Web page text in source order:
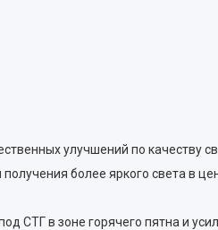
улучшений по качеству
более яркого света в
СТГ в зоне горячего пятна и